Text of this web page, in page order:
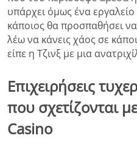
υπάρχει όμως ένα εργαλείο
κάποιος θα προσπαθήσει
λέω να κάνεις χάος σε
είπε η Τζινξ με μια
Επιχειρήσεις
που σχετίζονται
Casino